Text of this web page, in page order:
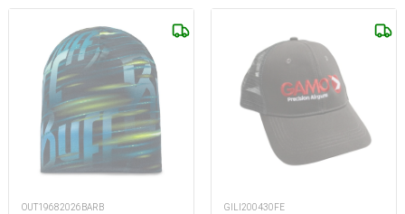
OUT19682026BARB GILI200430FE